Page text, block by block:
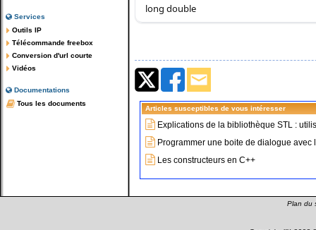
Services
Outils IP
Télécommande freebox
Conversion d'url courte
Vidéos
Documentations
Tous les documents
long double
Articles susceptibles de vous intéresser
Explications de la bibliothèque STL :
Programmer une boite de dialogue
Les constructeurs en C++
Plan du